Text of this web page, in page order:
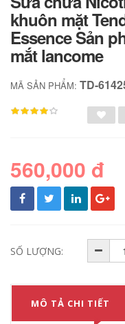
khuôn mặt
Essence Sản
mắt lancome
MÃ SẢN PHẨM: TD-
560,000 đ
SỐ LƯỢNG:
MÔ TẢ CHI TIẾT